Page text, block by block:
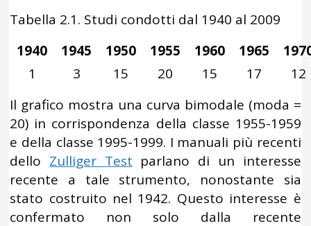
Tabella 2.1. Studi condotti dal 1940 al 2009
1940
1945 1950 1955 1960 1965
1
3 15 20 15 17
12
Il grafico mostra una curva bimodale (moda =
20) in corrispondenza della classe 1955-1959
e della classe 1995-1999. I manuali più recenti
dello Zulliger Test parlano di un interesse
recente a tale strumento, nonostante sia
stato costruito nel 1942. Questo interesse è
confermato non solo dalla recente